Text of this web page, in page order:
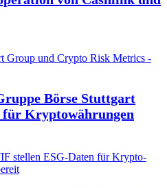
Börse Stuttgart
Kryptowährungen